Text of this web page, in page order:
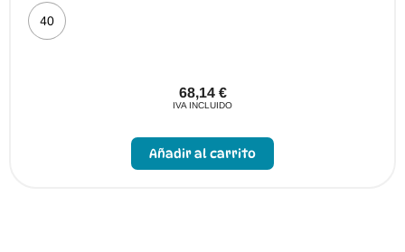
40
68,14 €
IVA INCLUIDO
Añadir al carrito